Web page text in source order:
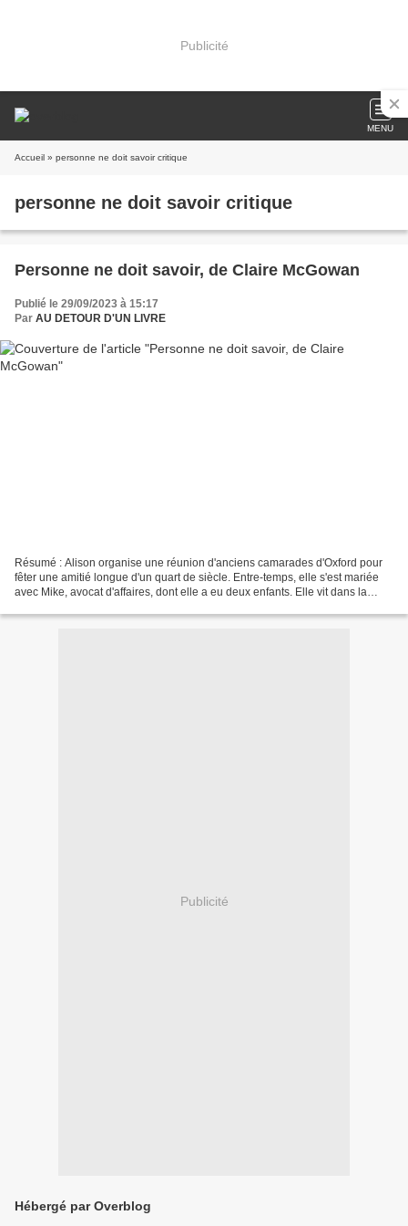
Publicité
MENU
Accueil » personne ne doit savoir critique
personne ne doit savoir critique
Personne ne doit savoir, de Claire McGowan
Publié le 29/09/2023 à 15:17
Par AU DETOUR D'UN LIVRE
Résumé : Alison organise une réunion d'anciens camarades d'Oxford pour
fêter une amitié longue d'un quart de siècle. Entre-temps, elle s'est mariée
avec Mike, avocat d'affaires, dont elle a eu deux enfants. Elle vit dans la
Publicité
Hébergé par Overblog